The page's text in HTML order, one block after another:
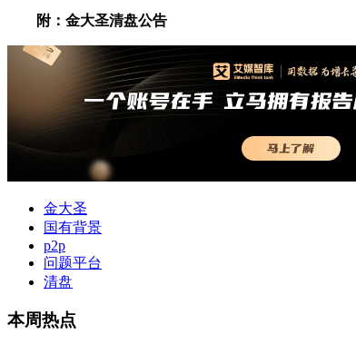
附：金大圣清盘公告
金大圣
国有背景
p2p
问题平台
清盘
本周热点